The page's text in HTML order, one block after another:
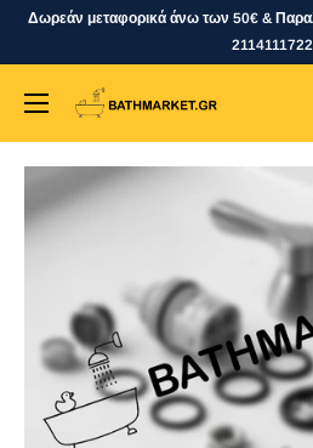
SkipΔωρεάν μεταφορικά άνω των 50€ &
2114111722
bathmarket.gr